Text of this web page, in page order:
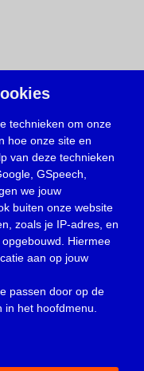
technieken om onze
hoe onze site en
van deze technieken
GSpeech,
we jouw
buiten onze website
zoals je IP-adres, en
Hiermee
aan op jouw
passen door op de
in het hoofdmenu.